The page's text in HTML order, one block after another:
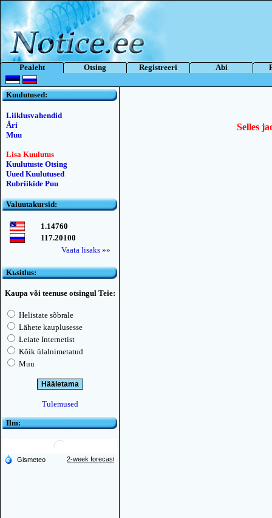
Pealeht Otsing Registreeri Abi
Kuulutused:
Liiklusvahendid
Äri
Muu
Lisa Kuulutus
Kuulutuste Otsing
Uued Kuulutused
Rubriikide Puu
Valuutakursid:
1.14760
117.20100
Vaata lisaks »»
Kьsitlus:
Kaupa või teenuse otsingul Teie:
Helistate sõbrale
Lähete kauplusesse
Leiate Internetist
Kõik ülalnimetatud
Muu
Tulemused
Ilm:
Selles